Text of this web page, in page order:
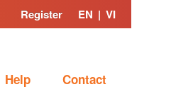
Register EN | VI
Help Contact